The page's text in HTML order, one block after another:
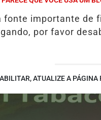
fonte importante de
por favor
ATUALIZE A